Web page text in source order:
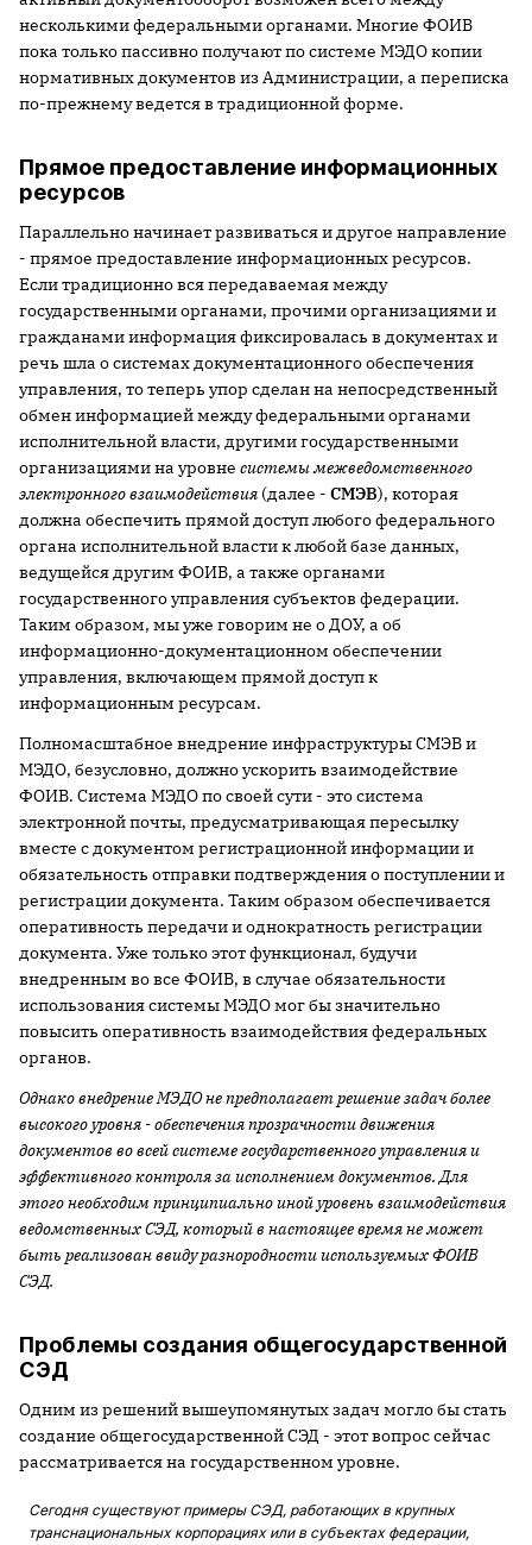
несколькими федеральными органами. Многие ФОИВ
пока только пассивно получают по системе МЭДО копии
нормативных документов из Администрации, а переписка
по-прежнему ведется в традиционной форме.
Прямое предоставление информационных
ресурсов
Параллельно начинает развиваться и другое направление
- прямое предоставление информационных ресурсов.
Если традиционно вся передаваемая между
государственными органами, прочими организациями и
гражданами информация фиксировалась в документах и
речь шла о системах документационного обеспечения
управления, то теперь упор сделан на непосредственный
обмен информацией между федеральными органами
исполнительной власти, другими государственными
организациями на уровне системы межведомственного
электронного взаимодействия (далее - СМЭВ), которая
должна обеспечить прямой доступ любого федерального
органа исполнительной власти к любой базе данных,
ведущейся другим ФОИВ, а также органами
государственного управления субъектов федерации.
Таким образом, мы уже говорим не о ДОУ, а об
информационно-документационном обеспечении
управления, включающем прямой доступ к
информационным ресурсам.
Полномасштабное внедрение инфраструктуры СМЭВ и
МЭДО, безусловно, должно ускорить взаимодействие
ФОИВ. Система МЭДО по своей сути - это система
электронной почты, предусматривающая пересылку
вместе с документом регистрационной информации и
обязательность отправки подтверждения о поступлении и
регистрации документа. Таким образом обеспечивается
оперативность передачи и однократность регистрации
документа. Уже только этот функционал, будучи
внедренным во все ФОИВ, в случае обязательности
использования системы МЭДО мог бы значительно
повысить оперативность взаимодействия федеральных
органов.
Однако внедрение МЭДО не предполагает решение задач более
высокого уровня - обеспечения прозрачности движения
документов во всей системе государственного управления и
эффективного контроля за исполнением документов. Для
этого необходим принципиально иной уровень взаимодействия
ведомственных СЭД, который в настоящее время не может
быть реализован ввиду разнородности используемых ФОИВ
СЭД.
Проблемы создания общегосударственной
СЭД
Одним из решений вышеупомянутых задач могло бы стать
создание общегосударственной СЭД - этот вопрос сейчас
рассматривается на государственном уровне.
Сегодня существуют примеры СЭД, работающих в крупных
транснациональных корпорациях или в субъектах федерации,